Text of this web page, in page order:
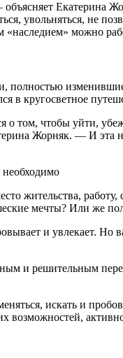
Екатерина
увольняться, не
можно
в кругосветное
том, чтобы уйти,
Жорняк. — И эта
необходимо
жительства,
мечты? Или же
и увлекает. Но
и решительным
искать и
возможностей,